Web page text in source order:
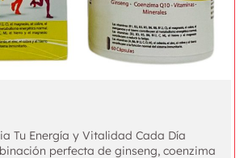
Tu Energía y Vitalidad Cada Día
perfecta de ginseng, coenzima